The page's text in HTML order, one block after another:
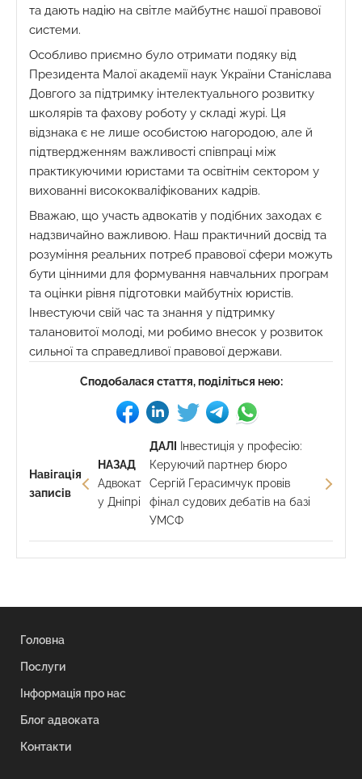
та дають надію на світле майбутнє нашої правової
системи.
Особливо приємно було отримати подяку від
Президента Малої академії наук України Станіслава
Довгого за підтримку інтелектуального розвитку
школярів та фахову роботу у складі журі. Ця
відзнака є не лише особистою нагородою, але й
підтвердженням важливості співпраці між
практикуючими юристами та освітнім сектором у
вихованні висококваліфікованих кадрів.
Вважаю, що участь адвокатів у подібних заходах є
надзвичайно важливою. Наш практичний досвід та
розуміння реальних потреб правової сфери можуть
бути цінними для формування навчальних програм
та оцінки рівня підготовки майбутніх юристів.
Інвестуючи свій час та знання у підтримку
талановитої молоді, ми робимо внесок у розвиток
сильної та справедливої правової держави.
Сподобалася стаття, поділіться нею:
Навігація
записів
НАЗАД
Адвокат
у Дніпрі
ДАЛІ
Інвестиція у професію:
Керуючий партнер бюро
Сергій Герасимчук провів
фінал судових дебатів на базі
УМСФ
Головна
Послуги
Інформація про нас
Блог адвоката
Контакти